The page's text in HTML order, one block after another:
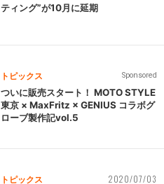
ティング”が10月に延期
トピックス Sponsored
ついに販売スタート！ MOTO STYLE
東京 × MaxFritz × GENIUS コラボグ
ローブ製作記vol.5
トピックス 2020/07/03